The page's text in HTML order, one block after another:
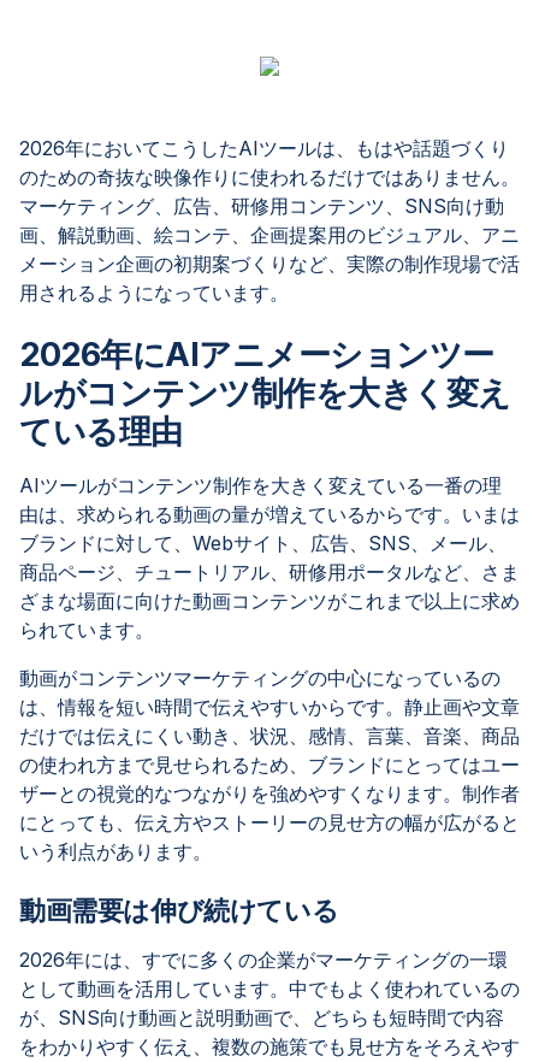
2026年においてこうしたAIツールは、もはや話題づくり
のための奇抜な映像作りに使われるだけではありません。
マーケティング、広告、研修用コンテンツ、SNS向け動
画、解説動画、絵コンテ、企画提案用のビジュアル、アニ
メーション企画の初期案づくりなど、実際の制作現場で活
用されるようになっています。
2026年にAIアニメーションツー
ルがコンテンツ制作を大きく変え
ている理由
AIツールがコンテンツ制作を大きく変えている一番の理
由は、求められる動画の量が増えているからです。いまは
ブランドに対して、Webサイト、広告、SNS、メール、
商品ページ、チュートリアル、研修用ポータルなど、さま
ざまな場面に向けた動画コンテンツがこれまで以上に求め
られています。
動画がコンテンツマーケティングの中心になっているの
は、情報を短い時間で伝えやすいからです。静止画や文章
だけでは伝えにくい動き、状況、感情、言葉、音楽、商品
の使われ方まで見せられるため、ブランドにとってはユー
ザーとの視覚的なつながりを強めやすくなります。制作者
にとっても、伝え方やストーリーの見せ方の幅が広がると
いう利点があります。
動画需要は伸び続けている
2026年には、すでに多くの企業がマーケティングの一環
として動画を活用しています。中でもよく使われているの
が、SNS向け動画と説明動画で、どちらも短時間で内容
をわかりやすく伝え、複数の施策でも見せ方をそろえやす